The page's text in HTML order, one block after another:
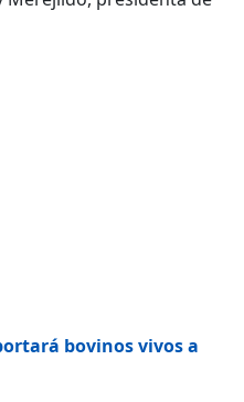
bovinos vivos a